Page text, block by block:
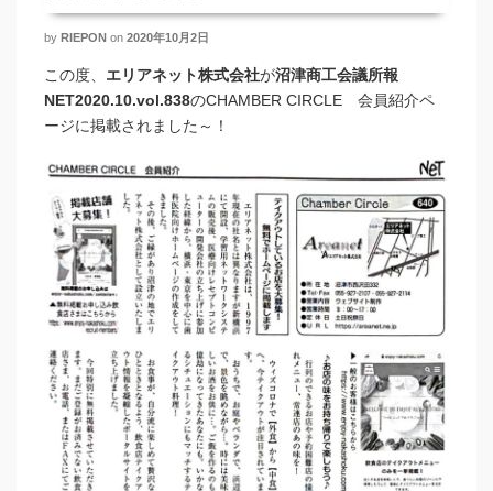
by RIEPON on 2020年10月2日
この度、 エリアネット株式会社が沼津商工会議所報
NET2020.10.vol.838のCHAMBER CIRCLE 会員紹介ペ
ージに掲載されました～！